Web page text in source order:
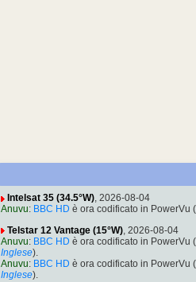
Intelsat 35 (34.5°W), 2026-08-04
Anuvu: BBC HD è ora codificato in PowerVu
Telstar 12 Vantage (15°W) , 2026-08-04
Anuvu: BBC HD è ora codificato in PowerVu
Inglese).
Anuvu: BBC HD è ora codificato in PowerVu
Inglese).